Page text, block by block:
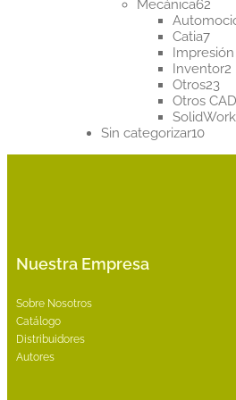
Mecánica6262
Catia77
Impresión
Inventor22
Otros2323
Otros
Sin categorizar1010
Nuestra Empresa
Sobre Nosotros
Catálogo
Distribuidores
Autores